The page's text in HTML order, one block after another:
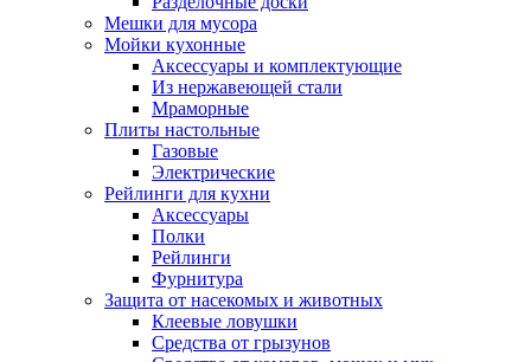
Мешки для мусора
Мойки кухонные
Аксессуары и комплектующие
Из нержавеющей стали
Мраморные
Плиты настольные
Газовые
Электрические
Рейлинги для кухни
Аксессуары
Полки
Рейлинги
Фурнитура
Защита от насекомых и животных
Клеевые ловушки
Средства от грызунов